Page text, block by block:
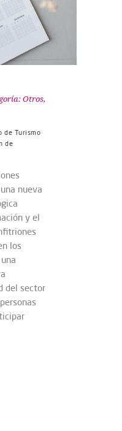
Otros,
de Turismo
de
nueva
y el
los
del sector